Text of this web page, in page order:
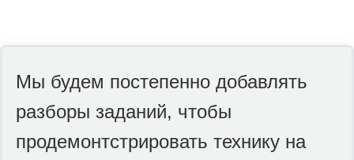
Мы будем постепенно добавлять
разборы заданий, чтобы
продемонтстрировать технику на